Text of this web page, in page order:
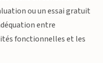
ou un essai gratuit
entre
fonctionnelles et les